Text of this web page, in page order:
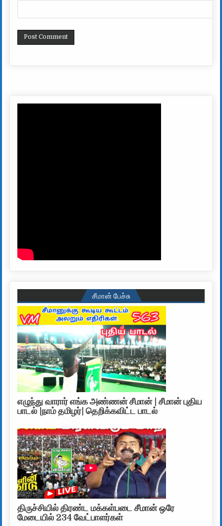
சீமான் பேச்சு
எழுந்து வாரார் எங்க அண்ணன் சீமான் | சீமான் புதிய
பாடல் |நாம் தமிழர்| தெறிக்கவிட்ட பாடல்
திருச்சியில் திரண்ட மக்கள்படை சீமான் ஒரே
மேடையில் 234 வேட்பாளர்கள்